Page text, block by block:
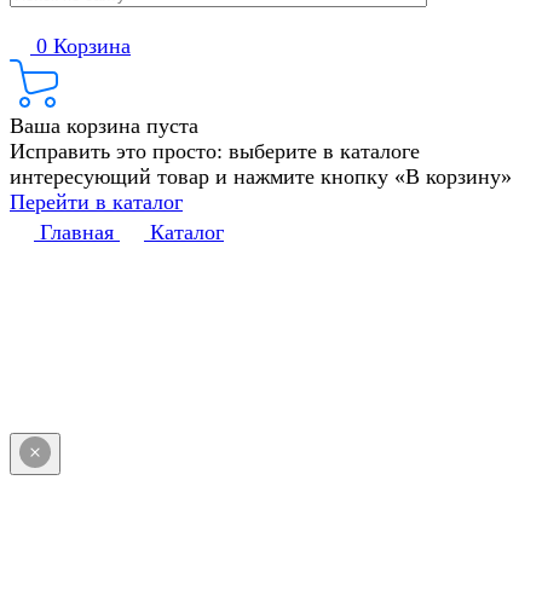
0 Корзина
Ваша корзина пуста
Исправить это просто: выберите в каталоге
интересующий товар и нажмите кнопку «В корзину»
Перейти в каталог
Главная
Каталог